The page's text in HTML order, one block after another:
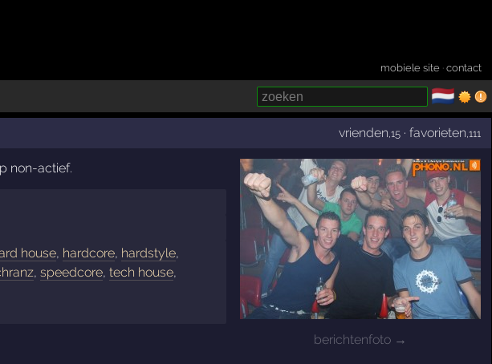
mobiele site ·contact
🇳🇱
vrienden ,15 ·favorieten ,111
berichtenfoto →
non-actief.
house, hardcore, hardstyle,
,speedcore,tech house,